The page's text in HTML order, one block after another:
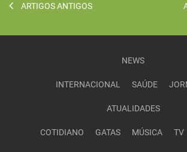
ARTIGOS ANTIGOS
NEWS
INTERNACIONAL SAÚDE
ATUALIDADES
COTIDIANO GATAS MÚSICA TV